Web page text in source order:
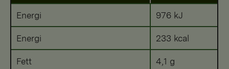
Energi 976 kJ
Energi 233 kcal
Fett 4,1 g